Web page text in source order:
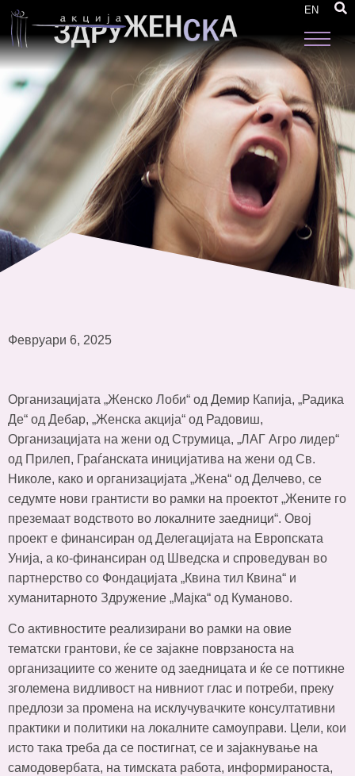
EN
организации
Февруари 6, 2025
Организацијата „Женско Лоби“ од Демир Капија, „Радика
Де“ од Дебар, „Женска акција“ од Радовиш,
Организацијата на жени од Струмица, „ЛАГ Агро лидер“
од Прилеп, Граѓанската иницијатива на жени од Св.
Николе, како и организацијата „Жена“ од Делчево, се
седумте нови грантисти во рамки на проектот „Жените го
преземаат водството во локалните заедници“. Овој
проект е финансиран од Делегацијата на Европската
Унија, а ко-финансиран од Шведска и спроведуван во
партнерство со Фондацијата „Квина тил Квина“ и
хуманитарното Здружение „Мајка“ од Куманово.
Со активностите реализирани во рамки на овие
тематски грантови, ќе се зајакне поврзаноста на
организациите со жените од заедницата и ќе се поттикне
зголемена видливост на нивниот глас и потреби, преку
предлози за промена на исклучувачките консултативни
практики и политики на локалните самоуправи. Цели, кои
исто така треба да се постигнат, се и зајакнување на
самодовербата, на тимската работа, информираноста,